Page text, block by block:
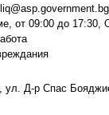
от 09:00 до
ул. Д-р Спас